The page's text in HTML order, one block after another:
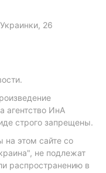
26
агентство ИнА
строго запрещены.
этом сайте со
не подлежат
распространению в